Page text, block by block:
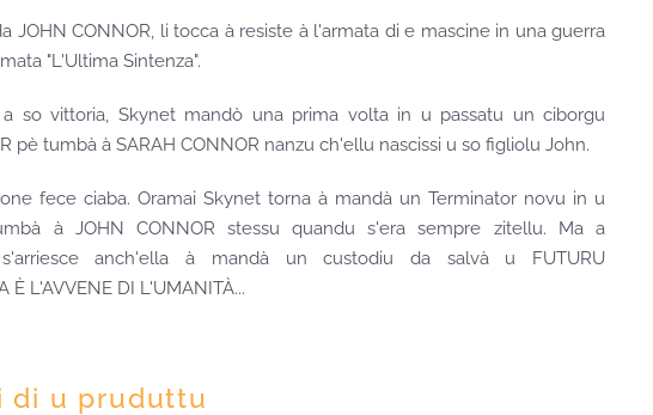
JOHN CONNOR, li tocca à resiste à l'armata di e mascine in una guerra
"L'Ultima Sintenza".
a so vittoria, Skynet mandò una prima volta in u passatu un ciborgu
pè tumbà à SARAH CONNOR nanzu ch'ellu nascissi u so figliolu John.
fece ciaba. Oramai Skynet torna à mandà un Terminator novu in u
à JOHN CONNOR stessu quandu s'era sempre zitellu. Ma a
s'arriesce anch'ella à mandà un custodiu da salvà u FUTURU
È L'AVVENE DI L'UMANITÀ...
di u pruduttu